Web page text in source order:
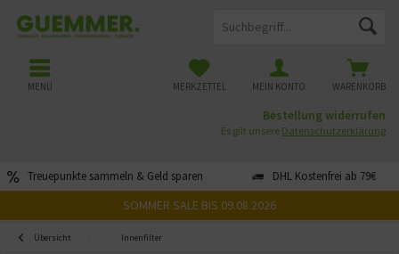
Treuepunkte sammeln & Geld sparen DHL Kostenfrei ab 79€
WARENKORB
MERKZETTEL MEIN KONTO
MENÜ
Bestellung widerrufen
Es gilt unsere Datenschutzerklärung
SOMMER SALE BIS 09.08.2026
Übersicht Innenfilter